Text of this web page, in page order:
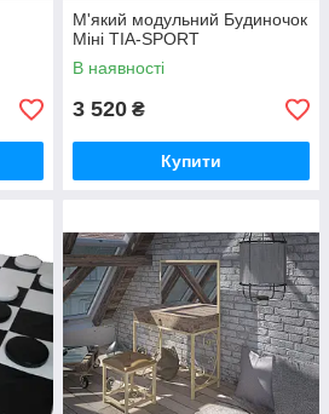
М'який модульний Будиночок
Міні TIA-SPORT
В наявності
3 520 ₴
Купити